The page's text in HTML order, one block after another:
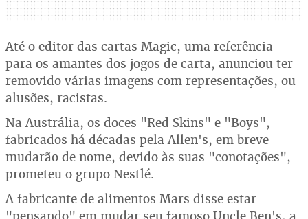
Até o editor das cartas Magic, uma referência
para os amantes dos jogos de carta, anunciou ter
removido várias imagens com representações, ou
alusões, racistas.
Na Austrália, os doces "Red Skins" e "Boys",
fabricados há décadas pela Allen's, em breve
mudarão de nome, devido às suas "conotações",
prometeu o grupo Nestlé.
A fabricante de alimentos Mars disse estar